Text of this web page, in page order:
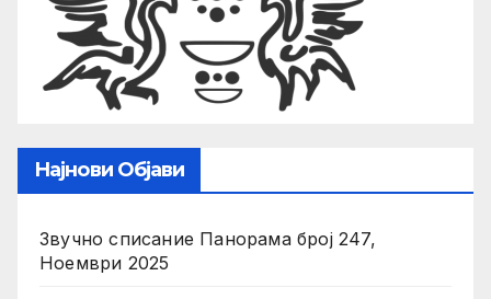
Најнови Објави
Звучно списание Панорама број 247,
Ноември 2025